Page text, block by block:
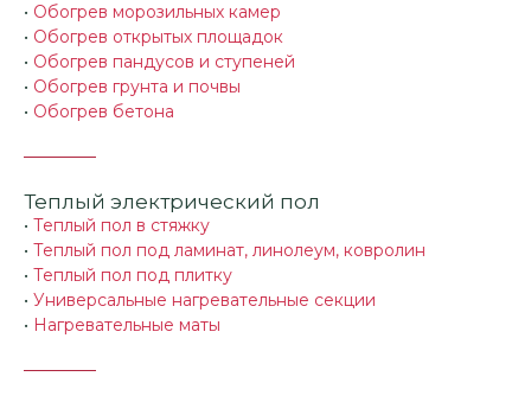
• Обогрев морозильных камер
• Обогрев открытых площадок
• Обогрев пандусов и ступеней
• Обогрев грунта и почвы
• Обогрев бетона
Теплый электрический пол
• Теплый пол в стяжку
• Теплый пол под ламинат, линолеум, ковролин
• Теплый пол под плитку
• Универсальные нагревательные секции
• Нагревательные маты